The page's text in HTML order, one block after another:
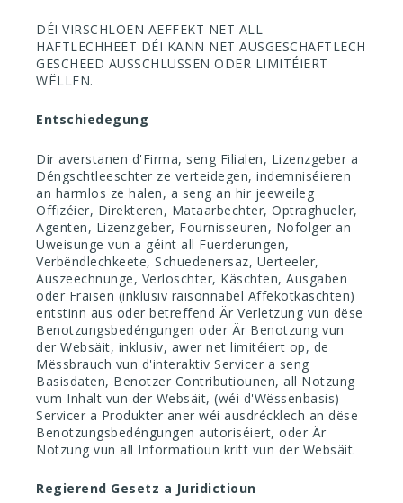
DÉI VIRSCHLOEN AEFFEKT NET ALL
HAFTLECHHEET DÉI KANN NET AUSGESCHAFTLECH
GESCHEED AUSSCHLUSSEN ODER LIMITÉIERT
WËLLEN.
Entschiedegung
Dir averstanen d'Firma, seng Filialen, Lizenzgeber a
Déngschtleeschter ze verteidegen, indemniséieren
an harmlos ze halen, a seng an hir jeeweileg
Offizéier, Direkteren, Mataarbechter, Optraghueler,
Agenten, Lizenzgeber, Fournisseuren, Nofolger an
Uweisunge vun a géint all Fuerderungen,
Verbëndlechkeete, Schuedenersaz, Uerteeler,
Auszeechnunge, Verloschter, Käschten, Ausgaben
oder Fraisen (inklusiv raisonnabel Affekotkäschten)
entstinn aus oder betreffend Är Verletzung vun dëse
Benotzungsbedéngungen oder Är Benotzung vun
der Websäit, inklusiv, awer net limitéiert op, de
Mëssbrauch vun d'interaktiv Servicer a seng
Basisdaten, Benotzer Contributiounen, all Notzung
vum Inhalt vun der Websäit, (wéi d'Wëssenbasis)
Servicer a Produkter aner wéi ausdrécklech an dëse
Benotzungsbedéngungen autoriséiert, oder Är
Notzung vun all Informatioun kritt vun der Websäit.
Regierend Gesetz a Juridictioun